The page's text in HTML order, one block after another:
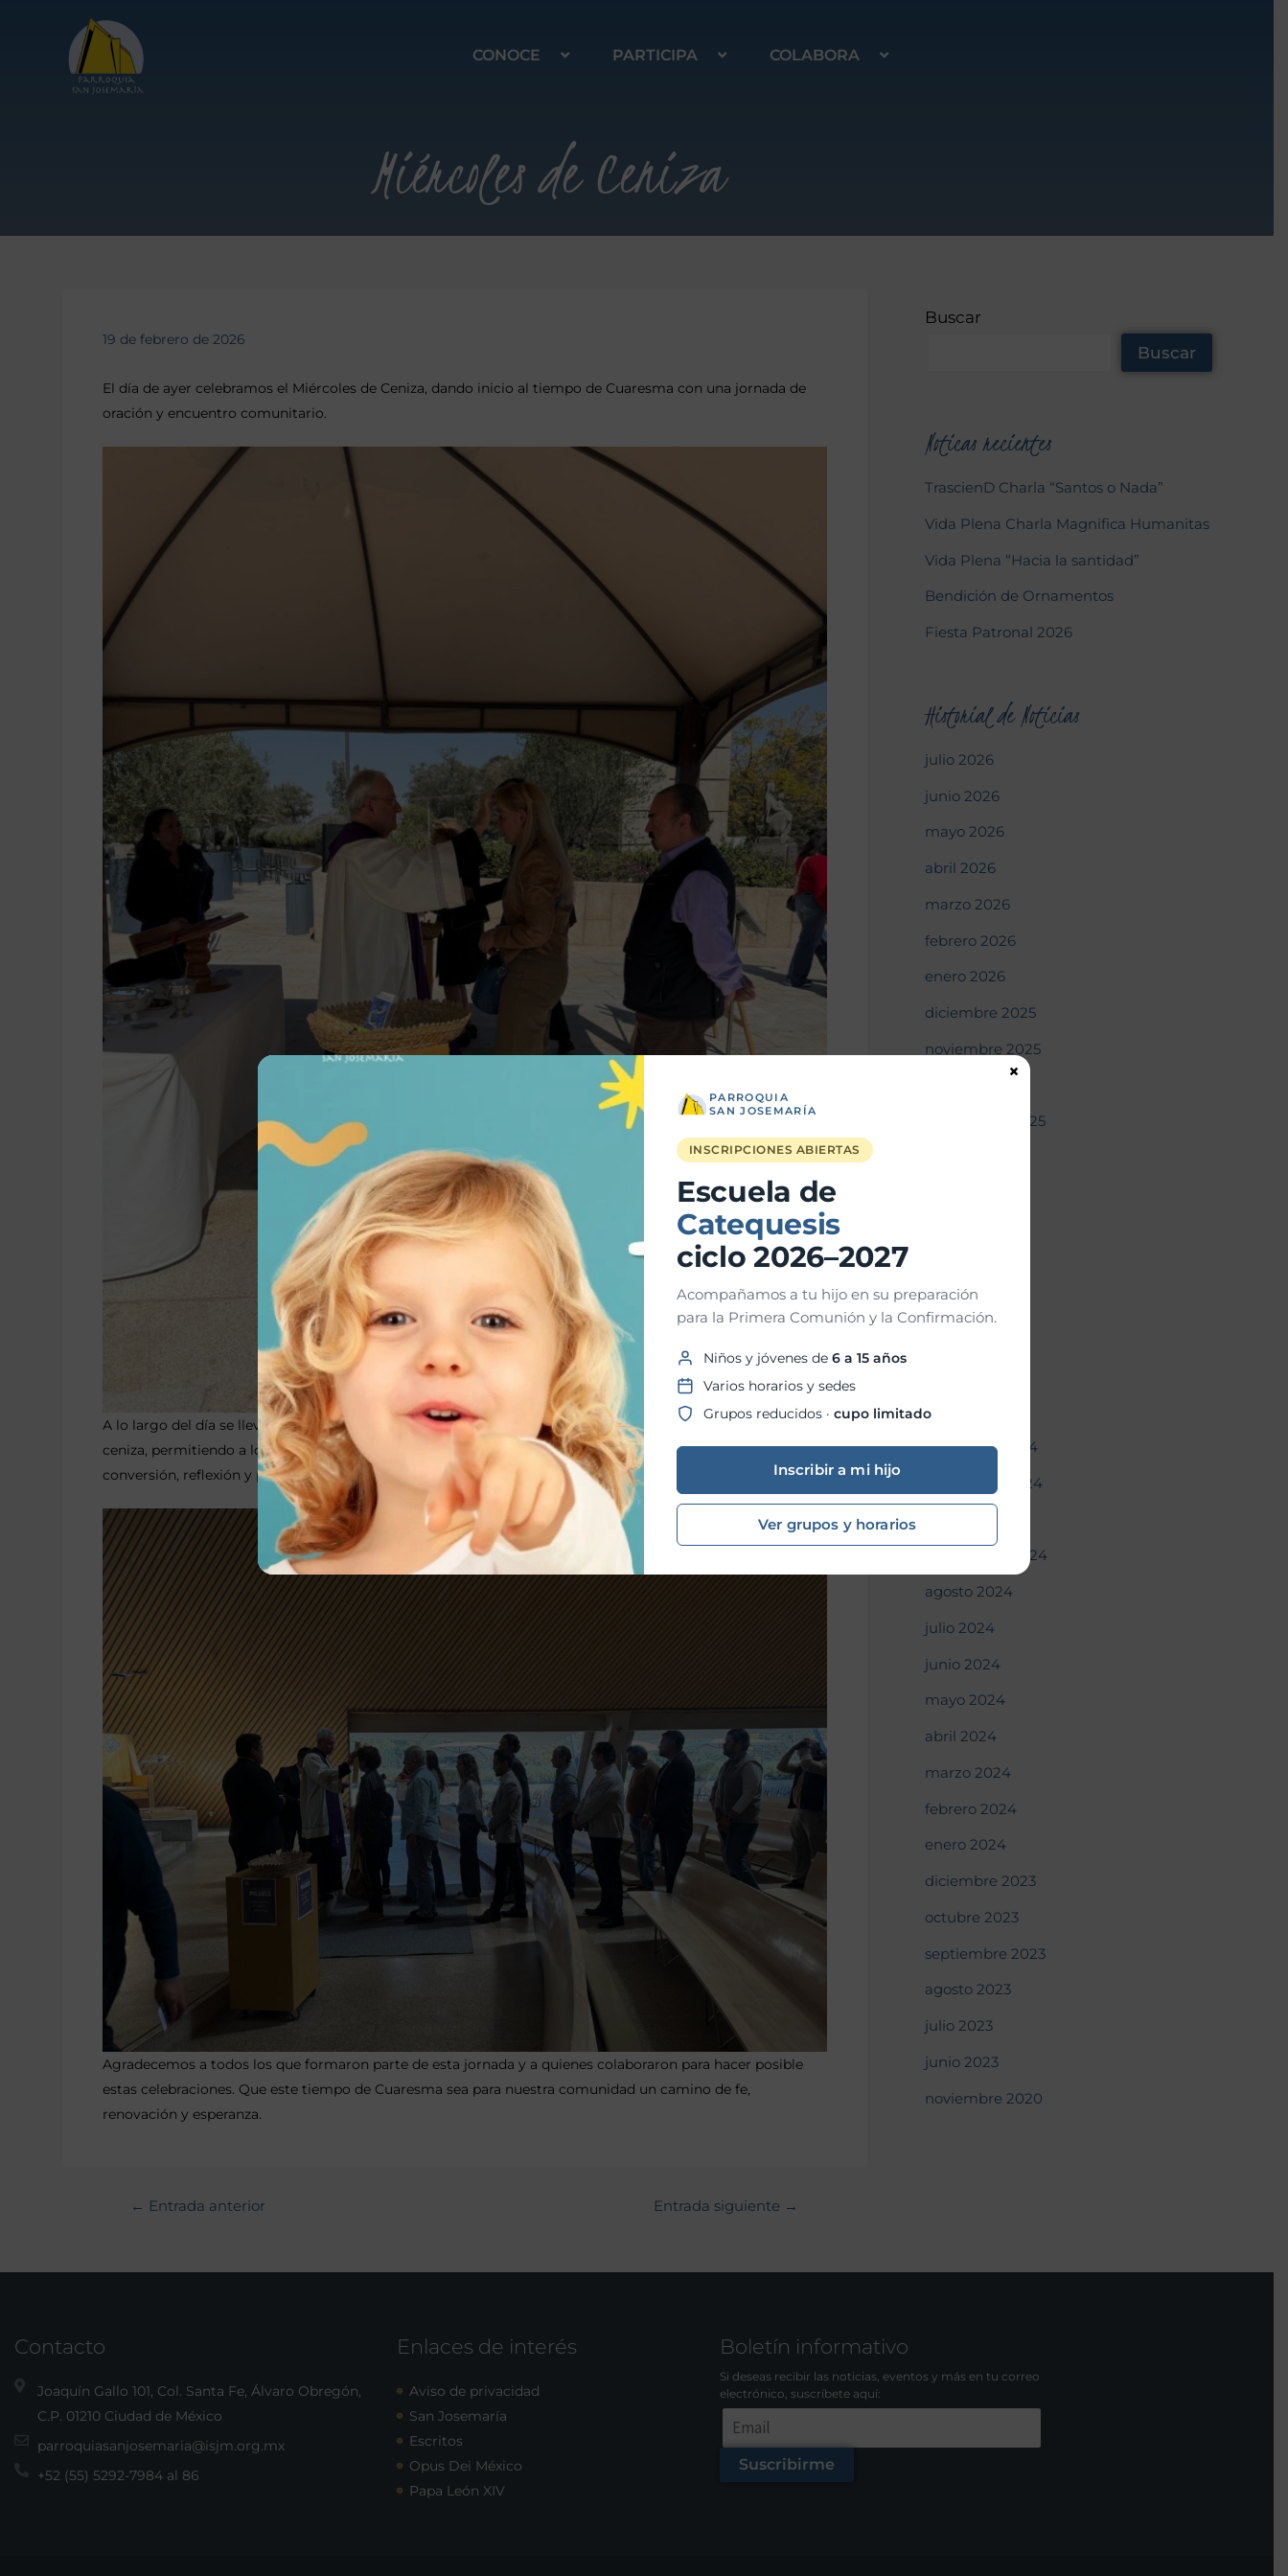
CONOCE PARTICIPA COLABORA
Miércoles de Ceniza
19 de febrero de 2026
El día de ayer celebramos el Miércoles de Ceniza, dando inicio al tiempo de Cuaresma con una jornada de
oración y encuentro comunitario.
A lo largo del día se llevaron a cabo diversas celebraciones eucarísticas y momentos de imposición de la
ceniza, permitiendo a los fieles participar y comenzar este tiempo litúrgico como una oportunidad de
conversión, reflexión y preparación espiritual para la Pascua.
Agradecemos a todos los que formaron parte de esta jornada y a quienes colaboraron para hacer posible
estas celebraciones. Que este tiempo de Cuaresma sea para nuestra comunidad un camino de fe,
renovación y esperanza.
← Entrada anterior Entrada siguiente →
Buscar
Buscar
Noticas recientes
TrascienD Charla “Santos o Nada”
Vida Plena Charla Magnifica Humanitas
Vida Plena “Hacia la santidad”
Bendición de Ornamentos
Fiesta Patronal 2026
Historial de Noticias
julio 2026
junio 2026
mayo 2026
abril 2026
marzo 2026
febrero 2026
enero 2026
diciembre 2025
noviembre 2025
septiembre 2025
abril 2025
enero 2025
diciembre 2024
noviembre 2024
septiembre 2024
agosto 2024
julio 2024
junio 2024
mayo 2024
abril 2024
marzo 2024
febrero 2024
enero 2024
diciembre 2023
octubre 2023
septiembre 2023
agosto 2023
julio 2023
junio 2023
noviembre 2020
Contacto
Joaquín Gallo 101, Col. Santa Fe, Álvaro Obregón,
C.P. 01210 Ciudad de México
parroquiasanjosemaria@isjm.org.mx
+52 (55) 5292-7984 al 86
Enlaces de interés
Aviso de privacidad
San Josemaría
Escritos
Opus Dei México
Papa León XIV
Boletín informativo
Si deseas recibir las noticias, eventos y más en tu correo
electrónico, suscríbete aquí:
Suscribirme
PARROQUIA
SAN JOSEMARÍA
INSCRIPCIONES ABIERTAS
Escuela de
Catequesis
ciclo 2026–2027
Acompañamos a tu hijo en su preparación
para la Primera Comunión y la Confirmación.
Niños y jóvenes de 6 a 15 años
Varios horarios y sedes
Grupos reducidos · cupo limitado
Inscribir a mi hijo
Ver grupos y horarios
×